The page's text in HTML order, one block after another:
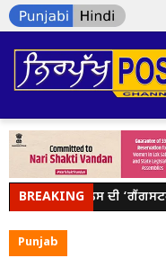
BREAKING
ਪੰਜਾਬ ਪੁਲਿਸ ਦੀ
Punjab